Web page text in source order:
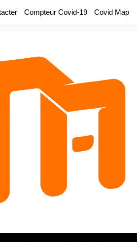
Compteur Covid-19 Covid Map